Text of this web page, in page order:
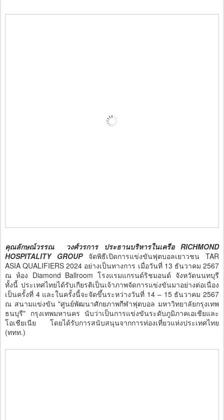
คุณลักษณ์วรรณ วงศ์วรการ ประธานบริหารในเครือ RICHMOND
HOSPITALITY GROUPจัดพิธีเปิดการแข่งขันฟุตบอลเยาวชน TAR
ASIA QUALIFIERS 2024 อย่างเป็นทางการ เมื่อวันที่ 13 ธันวาคม 2567
ณ ห้อง Diamond Ballroom โรงแรมแกรนด์ริชมอนด์ จังหวัดนนทบุรี
ทั้งนี้ ประเทศไทยได้รับเกียรติเป็นเจ้าภาพจัดการแข่งขันมาอย่างต่อเนื่อง
เป็นครั้งที่ 4 และในครั้งนี้จะจัดขึ้นระหว่างวันที่ 14 – 15 ธันวาคม 2567
ณ สนามแข่งขัน "ศูนย์พัฒนาศักยภาพกีฬาฟุตบอล มหาวิทยาลัยกรุงเทพ
ธนบุรี" กรุงเทพมหานคร นับว่าเป็นการแข่งขันระดับภูมิภาคเอเชียและ
โอเชียเนีย โดยได้รับการสนับสนุนจากการท่องเที่ยวแห่งประเทศไทย
(ททท.)